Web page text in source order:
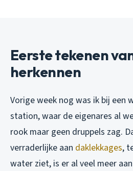
Eerste tekenen
herkennen
Vorige week nog was ik bij een
station, waar de eigenares al
rook maar geen druppels zag.
verraderlijke aan daklekkages,
water ziet, is er al veel meer